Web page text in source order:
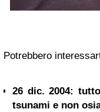
Potrebbero
26 dic. 2004:
tsunami e non